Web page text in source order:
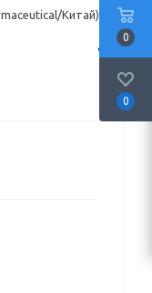
Китай)
0
0